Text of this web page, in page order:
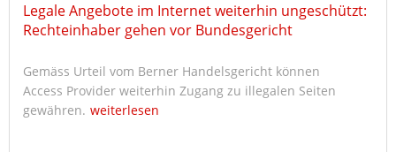
Legale Angebote im Internet weiterhin ungeschützt:
Rechteinhaber gehen vor Bundesgericht
Gemäss Urteil vom Berner Handelsgericht können
Access Provider weiterhin Zugang zu illegalen Seiten
gewähren. weiterlesen